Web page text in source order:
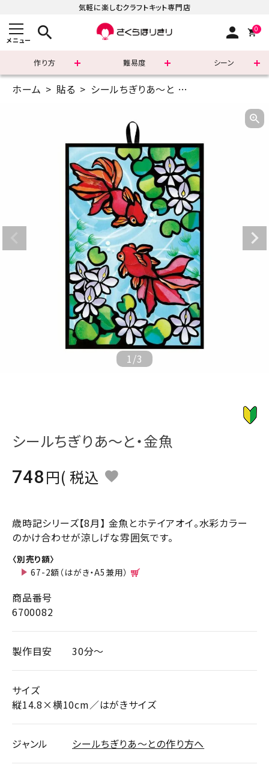
気軽に楽しむクラフトキット専門店
メニュー search person 0
作り方 難易度 シーン
まずはこちら
よくあるご質問
すべての商品
ジャンルで選ぶ
レビューを見る
コーポレートサイト
お問い合わせ
ACCOUNT MENU
ようこそ ゲスト 様
meeting_room person
ホーム 貼る シールちぎりあ～と
1/3
シールちぎりあ～と・金魚
748
税込
歳時記シリーズ【8月】 金魚とホテイアオイ。水彩カラー
のかけ合わせが涼しげな雰囲気です。
〈別売り額〉
67-2額（はがき・A5兼用）
商品番号
6700082
製作目安 30分～
サイズ
縦14.8×横10cm／はがきサイズ
ジャンル シールちぎりあ～との作り方へ